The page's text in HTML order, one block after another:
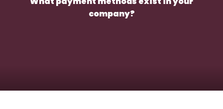
company?